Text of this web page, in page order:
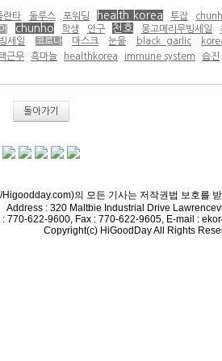
란타 둘루스 포워딩 health korea 투잡
chunho 학생 안구 천호 몽고메리무빙세일
세일 코로나 마스크 눈물 black garlic
근무 흑마늘 healthkorea immune system 습진
돌아가기
의 모든 기사는 저작권법 보호를
Address : 320 Maltbie Industrial Drive
: 770-622-9600, Fax : 770-622-9605, E-mail :
Copyright(c) HiGoodDay All Rights